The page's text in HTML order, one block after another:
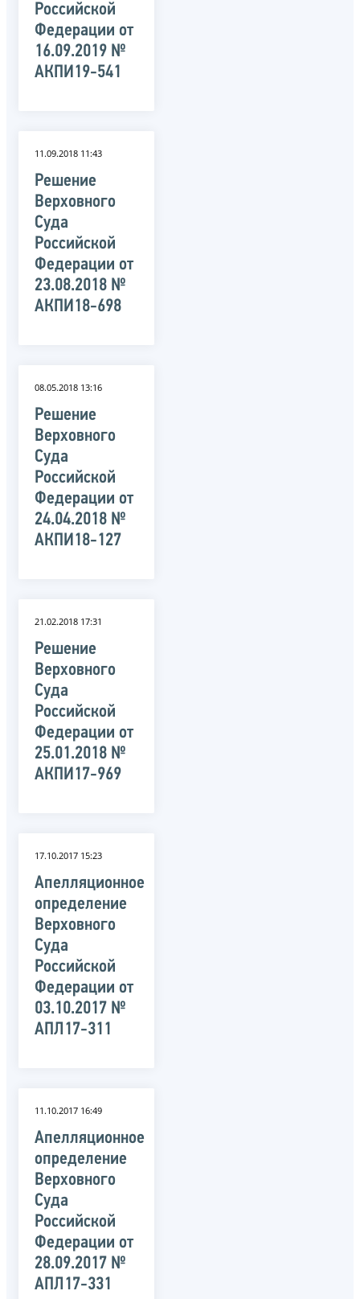
Российской
Федерации от
16.09.2019 №
АКПИ19-541
11.09.2018 11:43
Решение
Верховного
Суда
Российской
Федерации от
23.08.2018 №
АКПИ18-698
08.05.2018 13:16
Решение
Верховного
Суда
Российской
Федерации от
24.04.2018 №
АКПИ18-127
21.02.2018 17:31
Решение
Верховного
Суда
Российской
Федерации от
25.01.2018 №
АКПИ17-969
17.10.2017 15:23
Апелляционное
определение
Верховного
Суда
Российской
Федерации от
03.10.2017 №
АПЛ17-311
11.10.2017 16:49
Апелляционное
определение
Верховного
Суда
Российской
Федерации от
28.09.2017 №
АПЛ17-331